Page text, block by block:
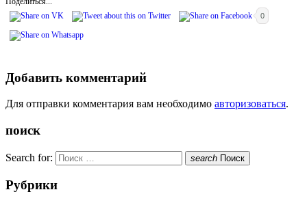
0
Добавить комментарий
Для отправки комментария вам необходимо авторизоваться.
поиск
Search for: search Поиск
Рубрики